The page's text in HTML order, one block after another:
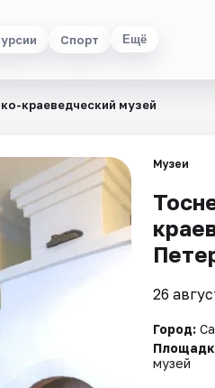
Спорт Ещё
краеведческий музей
Музеи
26
Город:
музей